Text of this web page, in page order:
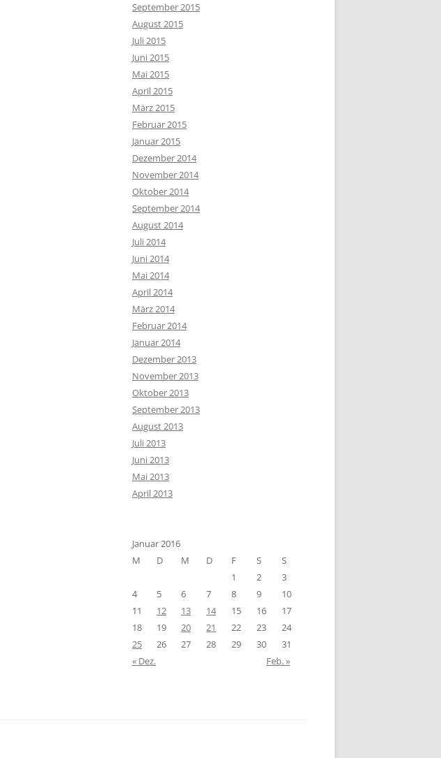
September 2015
August 2015
Juli 2015
Juni 2015
Mai 2015
April 2015
März 2015
Februar 2015
Januar 2015
Dezember 2014
November 2014
Oktober 2014
September 2014
August 2014
Juli 2014
Juni 2014
Mai 2014
April 2014
März 2014
Februar 2014
Januar 2014
Dezember 2013
November 2013
Oktober 2013
September 2013
August 2013
Juli 2013
Juni 2013
Mai 2013
April 2013
Januar 2016
M
D M D F S
S
1
2
3
4
5 6 7 8 9
10
11
12 13 14 15 16
17
18
19 20 21 22 23
24
25
26 27 28 29 30
31
« Dez.
Feb. »